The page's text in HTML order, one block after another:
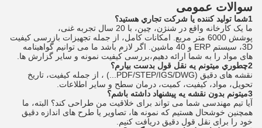
سوالات عمومی
1شما توليد کننده يا شرکت تجاري هستيد؟
ما یک کارخانه واقع در شنژن، چین، با 20 سال تجربه غنی،
پوشش 6000 متر مربع. امکانات کامل، از جمله تجهیزات بازرسی کیفیت
3D، سیستم ERP و 40 ماشین. اگر لازم باشد ما می توانیم گواهینامه
های مواد را به شما ارائه دهیم،بررسی کیفیت نمونه و سایر گزارش ها.
2چطوري ميتونم يه نقل قول بدست بيارم؟
نقشه های دقیق (PDF/STEP/IGS/DWG...) ، از جمله کیفیت، تاریخ
تحویل، مواد، کیفیت، کمیت، درمان سطح و سایر اطلاعات.
3ميتونم بدون نقشه يه پيشنهاد داشته باشم؟
آیا تیم مهندسی شما می تواند برای خلاقیت من طراحی کند؟ البته، ما
همچنین خوشحال هستیم که نمونه ها، تصاویر یا طرح های اندازه دقیق
خود را برای نقل قول دقیق دریافت کنیم.